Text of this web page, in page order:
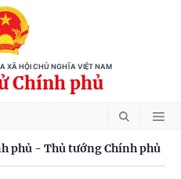
XÃ HỘI CHỦ NGHĨA VIỆT NAM
Chính phủ
phủ - Thủ tướng Chính phủ